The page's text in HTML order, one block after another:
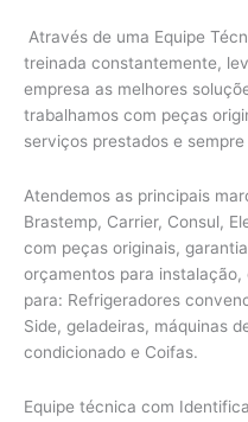
Através de uma Equipe
treinada constantemente,
empresa as melhores
trabalhamos com peças
serviços prestados e
Atendemos as principais
Brastemp, Carrier, Consul,
com peças originais,
orçamentos para
para: Refrigeradores
Side, geladeiras, máquinas
condicionado e Coifas.
Equipe técnica com